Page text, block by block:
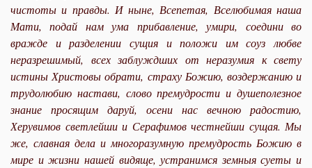
чистоты и правды. И ныне, Всепетая, Вселюбимая наша
Мати, подай нам ума прибавление, умири, соедини во
вражде и разделении сущия и положи им соуз любве
неразрешимый, всех заблуждших от неразумия к свету
истины Христовы обрати, страху Божию, воздержанию и
трудолюбию настави, слово премудрости и душеполезное
знание просящим даруй, осени нас вечною радостию,
Херувимов светлейши и Сера­фимов честнейши сущая. Мы
же, славная дела и многоразумную премудрость Божию в
мире и жизни нашей видяще, устранимся земныя суеты и